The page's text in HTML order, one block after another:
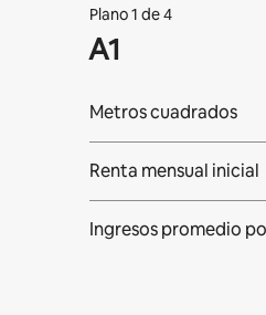
Plano 1 de 4
A1
Metros cuadrados
Renta mensual inicial
Ingresos promedio